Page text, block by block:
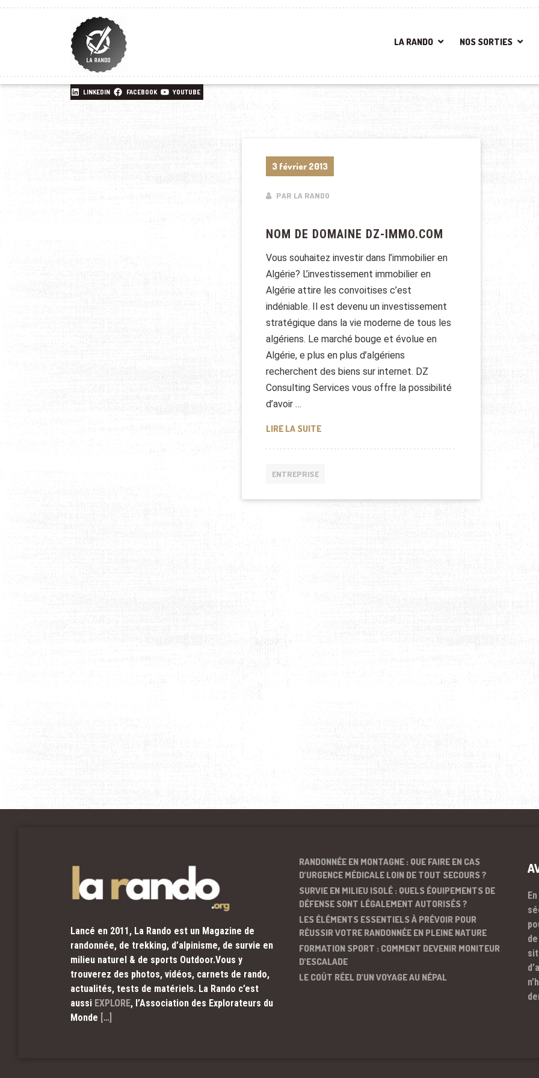
LA RANDO NOS SORTIES
LINKEDIN FACEBOOK YOUTUBE
3 février 2013
PAR LA RANDO
NOM DE DOMAINE DZ-IMMO.COM
Vous souhaitez investir dans l’immobilier en
Algérie? L’investissement immobilier en
Algérie attire les convoitises c’est
indéniable. Il est devenu un investissement
stratégique dans la vie moderne de tous les
algériens. Le marché bouge et évolue en
Algérie, e plus en plus d’algériens
recherchent des biens sur internet. DZ
Consulting Services vous offre la possibilité
d’avoir …
LIRE LA SUITENOM DE DOMAINE DZ-IMMO.COM
ENTREPRISE
Lancé en 2011, La Rando est un Magazine de
randonnée, de trekking, d’alpinisme, de survie en
milieu naturel & de sports Outdoor.Vous y
trouverez des photos, vidéos, carnets de rando,
actualités, tests de matériels. La Rando c’est
aussi EXPLORE, l’Association des Explorateurs du
Monde […]
RANDONNÉE EN MONTAGNE : QUE FAIRE EN CAS
D’URGENCE MÉDICALE LOIN DE TOUT SECOURS ?
SURVIE EN MILIEU ISOLÉ : QUELS ÉQUIPEMENTS DE
DÉFENSE SONT LÉGALEMENT AUTORISÉS ?
LES ÉLÉMENTS ESSENTIELS À PRÉVOIR POUR
RÉUSSIR VOTRE RANDONNÉE EN PLEINE NATURE
FORMATION SPORT : COMMENT DEVENIR MONITEUR
D’ESCALADE
LE COÛT RÉEL D’UN VOYAGE AU NÉPAL